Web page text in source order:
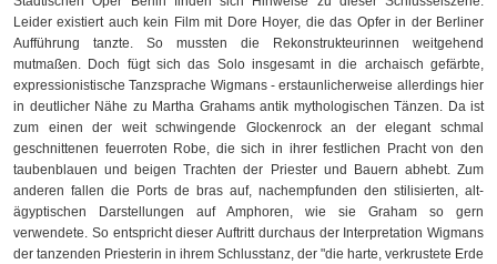
Leider existiert auch kein Film mit Dore Hoyer, die das Opfer in der Berliner
Aufführung tanzte. So mussten die Rekonstrukteurinnen weitgehend
mutmaßen. Doch fügt sich das Solo insgesamt in die archaisch gefärbte,
expressionistische Tanzsprache Wigmans - erstaunlicherweise allerdings hier
in deutlicher Nähe zu Martha Grahams antik mythologischen Tänzen. Da ist
zum einen der weit schwingende Glockenrock an der elegant schmal
geschnittenen feuerroten Robe, die sich in ihrer festlichen Pracht von den
taubenblauen und beigen Trachten der Priester und Bauern abhebt. Zum
anderen fallen die Ports de bras auf, nachempfunden den stilisierten, alt-
ägyptischen Darstellungen auf Amphoren, wie sie Graham so gern
verwendete. So entspricht dieser Auftritt durchaus der Interpretation Wigmans
der tanzenden Priesterin in ihrem Schlusstanz, der "die harte, verkrustete Erde